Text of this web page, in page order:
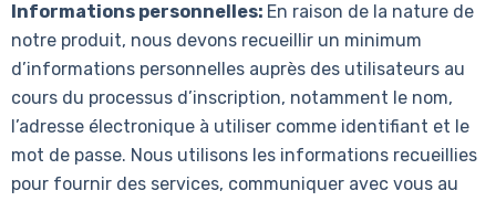
Informations personnelles: En raison de la nature de
notre produit, nous devons recueillir un minimum
d’informations personnelles auprès des utilisateurs au
cours du processus d’inscription, notamment le nom,
l’adresse électronique à utiliser comme identifiant et le
mot de passe. Nous utilisons les informations recueillies
pour fournir des services, communiquer avec vous au